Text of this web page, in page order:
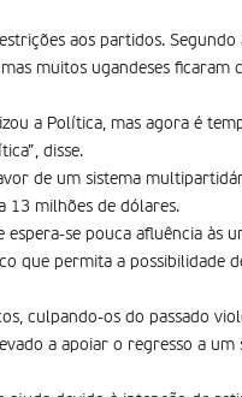
aos partidos.
muitos ugandeses ficaram
a Política, mas agora é
disse.
de um sistema
13 milhões de dólares.
se pouca afluência às
que permita a possibilidade
culpando-os do passado
a apoiar o regresso a um